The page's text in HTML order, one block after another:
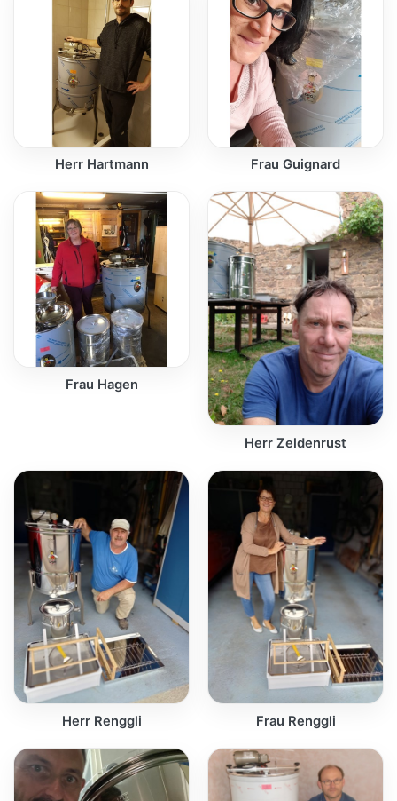
Herr Hartmann Frau Guignard
Frau Hagen
Herr Zeldenrust
Herr Renggli Frau Renggli